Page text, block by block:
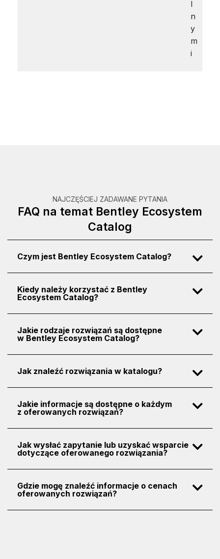
l
n
y
m
i
NAJCZĘŚCIEJ ZADAWANE PYTANIA
FAQ na temat Bentley Ecosystem
Catalog
Czym jest Bentley Ecosystem Catalog?
Kiedy należy korzystać z Bentley
Ecosystem Catalog?
Jakie rodzaje rozwiązań są dostępne
w Bentley Ecosystem Catalog?
Jak znaleźć rozwiązania w katalogu?
Jakie informacje są dostępne o każdym
z oferowanych rozwiązań?
Jak wysłać zapytanie lub uzyskać wsparcie
dotyczące oferowanego rozwiązania?
Gdzie mogę znaleźć informacje o cenach
oferowanych rozwiązań?